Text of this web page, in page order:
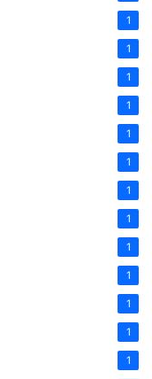
1
1
1
1
1
1
1
1
1
1
1
1
1